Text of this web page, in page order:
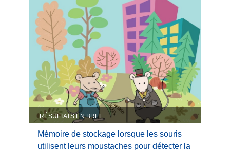
fondamentale
RÉSULTATS EN BREF
Mémoire de stockage lorsque les souris
utilisent leurs moustaches pour détecter la